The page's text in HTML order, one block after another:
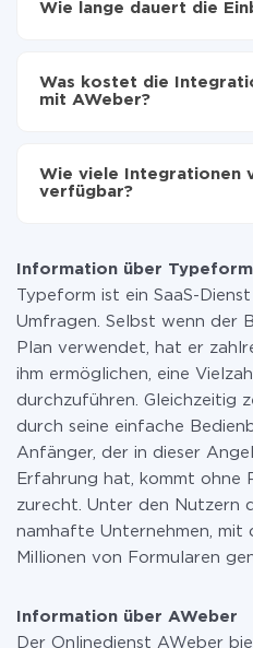
zu übertragen
auf AWeber übertragen
Wie lange dauert die
Im Durchschnitt dauert es
Was kostet die
mit AWeber?
zahlen nur für die
Service von einem System
Weitere Informationen zu
Wie viele Integrationen
verfügbar?
Information über Typeform
Typeform ist ein SaaS-
Umfragen. Selbst wenn der
Plan verwendet, hat er
ihm ermöglichen, eine
durchzuführen. Gleichzeitig
durch seine einfache
Anfänger, der in dieser
Erfahrung hat, kommt ohne
zurecht. Unter den Nutzern
namhafte Unternehmen, mit
Millionen von Formularen
Information über AWeber
Der Onlinedienst AWeber